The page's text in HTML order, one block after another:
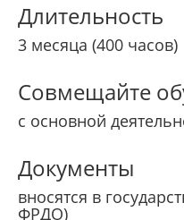
Длительность
3 месяца (400 часов)
Совмещайте
с основной
Документы
вносятся в
ФРДО)